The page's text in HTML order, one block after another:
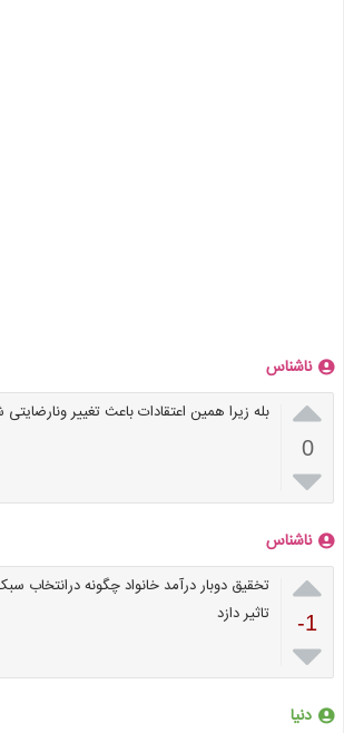
ناشناس

0

بله زیرا همین اعتقادات باعث تغییر
ناشناس

-1

تخقیق دوبار درآمد خانواد چگونه درانتخاب
تاثیر دازد
دنیا